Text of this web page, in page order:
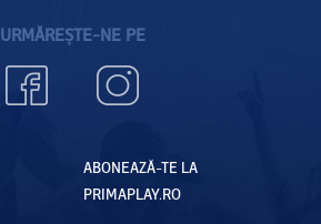
URMĂREȘTE-NE PE
ABONEAZĂ-TE LA
PRIMAPLAY.RO